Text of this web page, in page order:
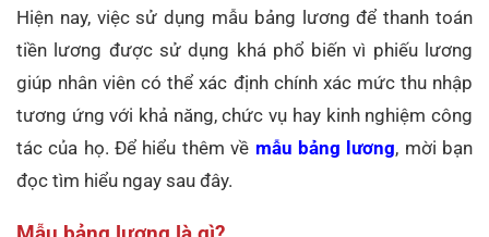
Hiện nay, việc sử dụng mẫu bảng lương để thanh toán
tiền lương được sử dụng khá phổ biến vì phiếu lương
giúp nhân viên có thể xác định chính xác mức thu nhập
tương ứng với khả năng, chức vụ hay kinh nghiệm công
tác của họ. Để hiểu thêm về mẫu bảng lương, mời bạn
đọc tìm hiểu ngay sau đây.